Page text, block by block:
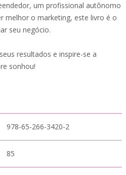
um profissional autônomo
melhor o marketing, este livro é o
seu negócio.
resultados e inspire-se a
sonhou!
978-65-266-3420-2
85